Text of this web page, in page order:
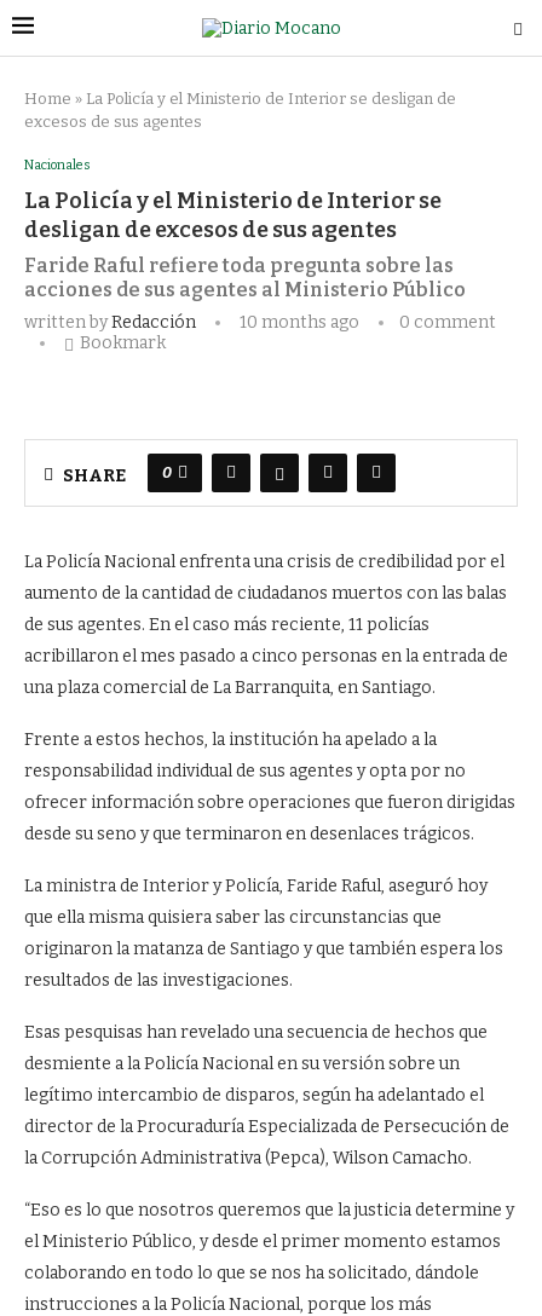
Home » La Policía y el Ministerio de Interior se desligan de
excesos de sus agentes
Nacionales
La Policía y el Ministerio de Interior se
desligan de excesos de sus agentes
Faride Raful refiere toda pregunta sobre las
acciones de sus agentes al Ministerio Público
written byRedacción 10 months ago
0 comment
Bookmark
SHARE 0
La Policía Nacional enfrenta una crisis de credibilidad por el
aumento de la cantidad de ciudadanos muertos con las balas
de sus agentes. En el caso más reciente, 11 policías
acribillaron el mes pasado a cinco personas en la entrada de
una plaza comercial de La Barranquita, en Santiago.
Frente a estos hechos, la institución ha apelado a la
responsabilidad individual de sus agentes y opta por no
ofrecer información sobre operaciones que fueron dirigidas
desde su seno y que terminaron en desenlaces trágicos.
La ministra de Interior y Policía, Faride Raful, aseguró hoy
que ella misma quisiera saber las circunstancias que
originaron la matanza de Santiago y que también espera los
resultados de las investigaciones.
Esas pesquisas han revelado una secuencia de hechos que
desmiente a la Policía Nacional en su versión sobre un
legítimo intercambio de disparos, según ha adelantado el
director de la Procuraduría Especializada de Persecución de
la Corrupción Administrativa (Pepca), Wilson Camacho.
“Eso es lo que nosotros queremos que la justicia determine y
el Ministerio Público, y desde el primer momento estamos
colaborando en todo lo que se nos ha solicitado, dándole
instrucciones a la Policía Nacional, porque los más